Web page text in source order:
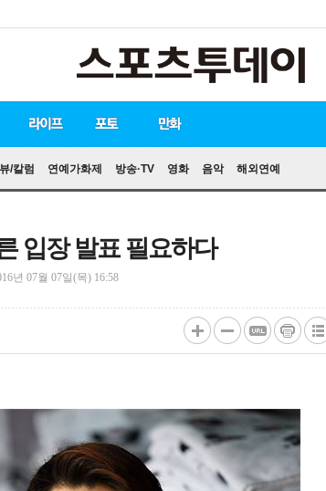
/칼럼 연예가화제 방송·TV 영화 음악 해외연예
입장 발표 필요하다
년 07월 07일(목) 16:58